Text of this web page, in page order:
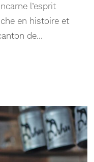
l’esprit
en histoire et
de
a toujours été
il a su jongler
l’employé de
passant par
Son aventure